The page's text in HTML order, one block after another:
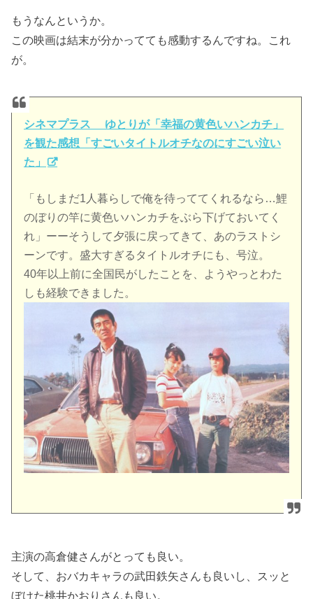
もうなんというか。
この映画は結末が分かってても感動するんですね。これ
が。
シネマプラス ゆとりが「幸福の黄色いハンカチ」
を観た感想「すごいタイトルオチなのにすごい泣い
た」
「もしまだ1人暮らしで俺を待っててくれるなら…鯉
のぼりの竿に黄色いハンカチをぶら下げておいてく
れ」ーーそうして夕張に戻ってきて、あのラストシ
ーンです。盛大すぎるタイトルオチにも、号泣。
40年以上前に全国民がしたことを、ようやっとわた
しも経験できました。
主演の高倉健さんがとっても良い。
そして、おバカキャラの武田鉄矢さんも良いし、スッと
ぼけた桃井かおりさんも良い。